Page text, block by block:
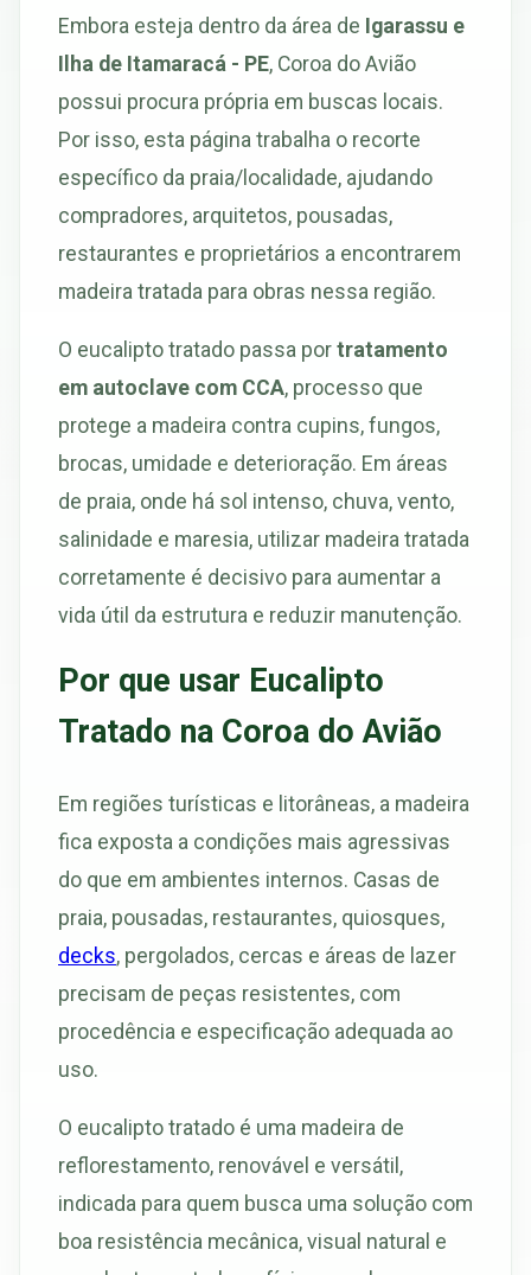
Embora esteja dentro da área de Igarassu e
Ilha de Itamaracá - PE, Coroa do Avião
possui procura própria em buscas locais.
Por isso, esta página trabalha o recorte
específico da praia/localidade, ajudando
compradores, arquitetos, pousadas,
restaurantes e proprietários a encontrarem
madeira tratada para obras nessa região.
O eucalipto tratado passa portratamento
em autoclave com CCA, processo que
protege a madeira contra cupins, fungos,
brocas, umidade e deterioração. Em áreas
de praia, onde há sol intenso, chuva, vento,
salinidade e maresia, utilizar madeira tratada
corretamente é decisivo para aumentar a
vida útil da estrutura e reduzir manutenção.
Por que usar Eucalipto
Tratado na Coroa do Avião
Em regiões turísticas e litorâneas, a madeira
fica exposta a condições mais agressivas
do que em ambientes internos. Casas de
praia, pousadas, restaurantes, quiosques,
decks, pergolados, cercas e áreas de lazer
precisam de peças resistentes, com
procedência e especificação adequada ao
uso.
O eucalipto tratado é uma madeira de
reflorestamento, renovável e versátil,
indicada para quem busca uma solução com
boa resistência mecânica, visual natural e